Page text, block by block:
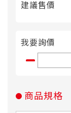
建議售價
我要詢價
商品規格